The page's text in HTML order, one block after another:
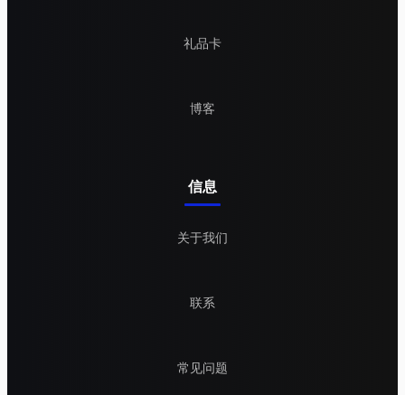
礼品卡
博客
信息
关于我们
联系
常见问题